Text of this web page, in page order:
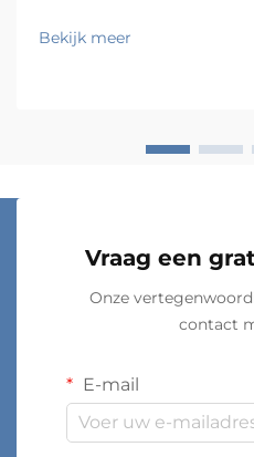
brengen, terwijl ze
specifieke operationele
Bekijk meer
Vraag een
Onze
contact
E-mail